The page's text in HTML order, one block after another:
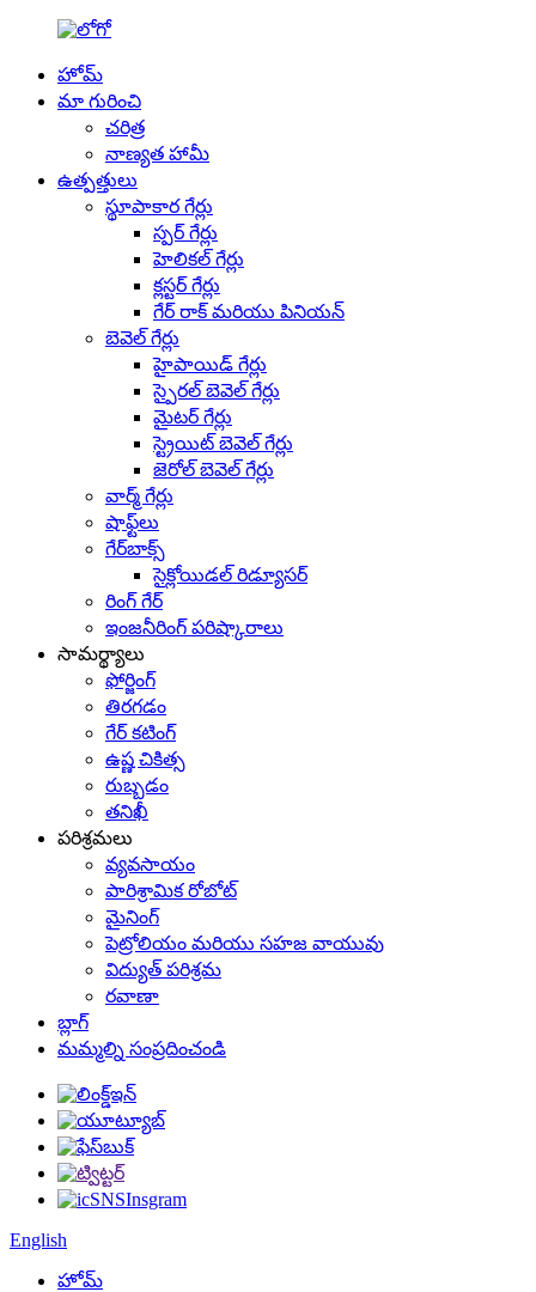
హోమ్
మా గురించి
చరిత్ర
నాణ్యత హామీ
ఉత్పత్తులు
స్థూపాకార గేర్లు
స్పర్ గేర్లు
హెలికల్ గేర్లు
క్లస్టర్ గేర్లు
గేర్ రాక్ మరియు పినియన్
బెవెల్ గేర్లు
హైపాయిడ్ గేర్లు
స్పైరల్ బెవెల్ గేర్లు
మైటర్ గేర్లు
స్ట్రెయిట్ బెవెల్ గేర్లు
జెరోల్ బెవెల్ గేర్లు
వార్మ్ గేర్లు
షాఫ్ట్‌లు
గేర్‌బాక్స్
సైక్లోయిడల్ రిడ్యూసర్
రింగ్ గేర్
ఇంజనీరింగ్ పరిష్కారాలు
సామర్థ్యాలు
ఫోర్జింగ్
తిరగడం
గేర్ కటింగ్
ఉష్ణ చికిత్స
రుబ్బడం
తనిఖీ
పరిశ్రమలు
వ్యవసాయం
పారిశ్రామిక రోబోట్
మైనింగ్
పెట్రోలియం మరియు సహజ వాయువు
విద్యుత్ పరిశ్రమ
రవాణా
బ్లాగ్
మమ్మల్ని సంప్రదించండి
English
హోమ్